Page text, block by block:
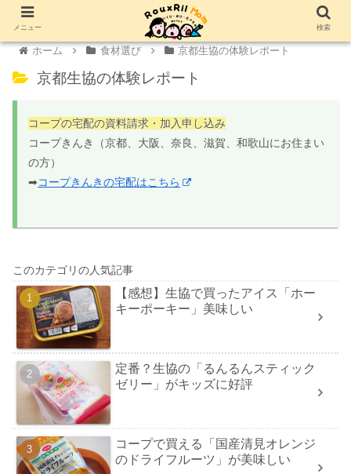
ホーム 食材選び 京都生協の体験レポート
京都生協の体験レポート
コープの宅配の資料請求・加入申し込み
コープきんき（京都、大阪、奈良、滋賀、和歌山にお住まい
の方）
➡コープきんきの宅配はこちら
このカテゴリの人気記事
【感想】生協で買ったアイス「ホー
キーポーキー」美味しい
定番？生協の「るんるんスティック
ゼリー」がキッズに好評
コープで買える「国産清見オレンジ
のドライフルーツ」が美味しい
メニュー 検索